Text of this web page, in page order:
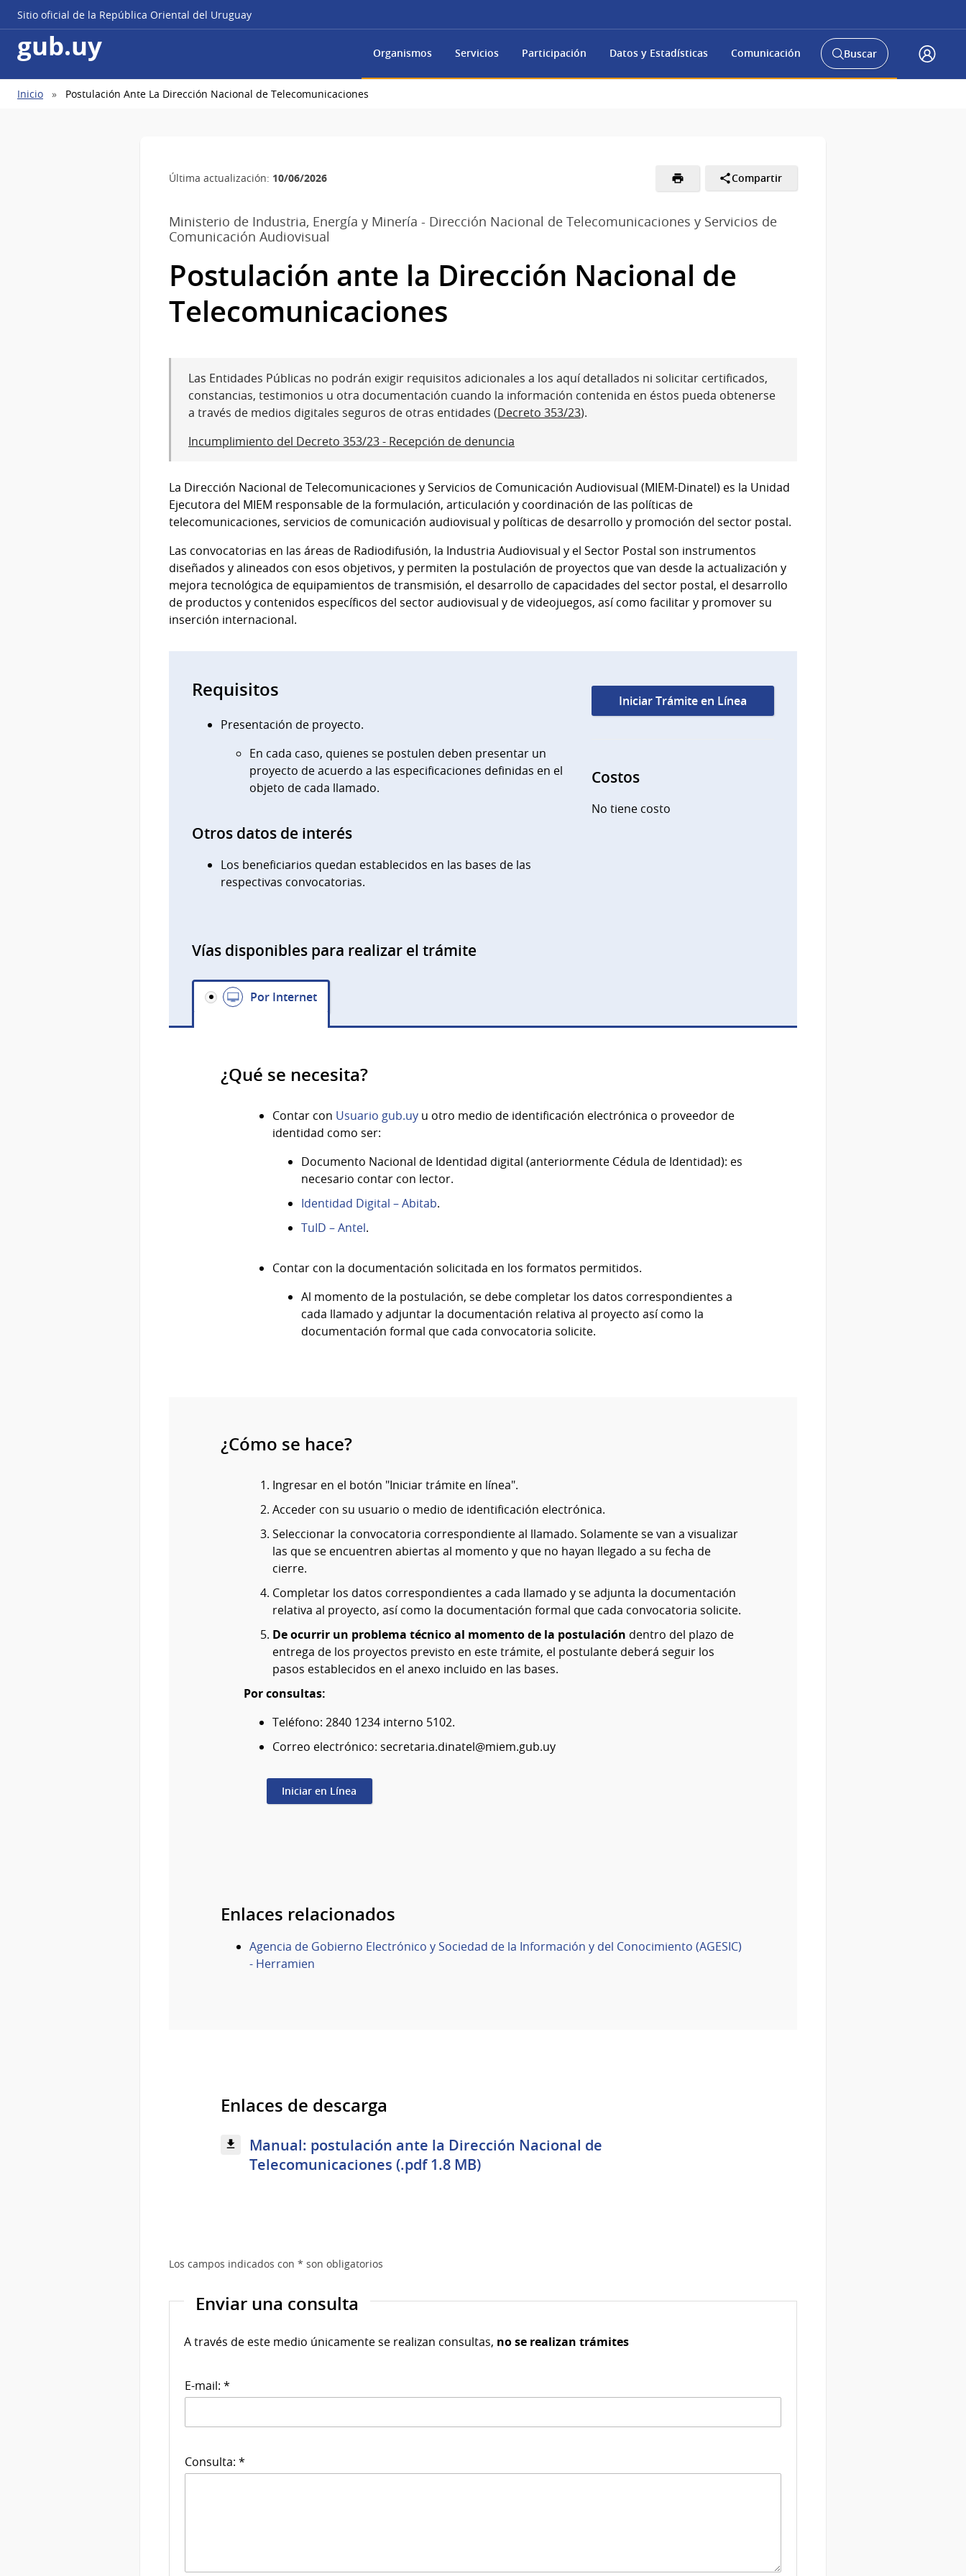
Sitio oficial de la República Oriental del Uruguay
gub.uy Organismos Servicios Participación Datos y Estadísticas Comunicación
Abrir
buscador
Buscar
Acceso
Ruta
Inicio Postulación Ante La Dirección Nacional de Telecomunicaciones
Última actualización: 10/06/2026 Compartir
Ministerio de Industria, Energía y Minería - Dirección Nacional de Telecomunicaciones y Servicios de
Comunicación Audiovisual
Postulación ante la Dirección Nacional de
Telecomunicaciones
Las Entidades Públicas no podrán exigir requisitos adicionales a los aquí detallados ni solicitar certificados,
constancias, testimonios u otra documentación cuando la información contenida en éstos pueda obtenerse
a través de medios digitales seguros de otras entidades (Decreto 353/23).
Incumplimiento del Decreto 353/23 - Recepción de denuncia
La Dirección Nacional de Telecomunicaciones y Servicios de Comunicación Audiovisual (MIEM-Dinatel) es la Unidad
Ejecutora del MIEM responsable de la formulación, articulación y coordinación de las políticas de
telecomunicaciones, servicios de comunicación audiovisual y políticas de desarrollo y promoción del sector postal.
Las convocatorias en las áreas de Radiodifusión, la Industria Audiovisual y el Sector Postal son instrumentos
diseñados y alineados con esos objetivos, y permiten la postulación de proyectos que van desde la actualización y
mejora tecnológica de equipamientos de transmisión, el desarrollo de capacidades del sector postal, el desarrollo
de productos y contenidos específicos del sector audiovisual y de videojuegos, así como facilitar y promover su
inserción internacional.
Requisitos
Presentación de proyecto.
En cada caso, quienes se postulen deben presentar un
proyecto de acuerdo a las especificaciones definidas en el
objeto de cada llamado.
Otros datos de interés
Los beneficiarios quedan establecidos en las bases de las
respectivas convocatorias.
Iniciar Trámite en Línea
Costos
No tiene costo
Vías disponibles para realizar el trámite
Por Internet
¿Qué se necesita?
Contar con Usuario gub.uy u otro medio de identificación electrónica o proveedor de
identidad como ser:
Documento Nacional de Identidad digital (anteriormente Cédula de Identidad): es
necesario contar con lector.
Identidad Digital – Abitab.
TuID – Antel.
Contar con la documentación solicitada en los formatos permitidos.
Al momento de la postulación, se debe completar los datos correspondientes a
cada llamado y adjuntar la documentación relativa al proyecto así como la
documentación formal que cada convocatoria solicite.
¿Cómo se hace?
Ingresar en el botón "Iniciar trámite en línea".
Acceder con su usuario o medio de identificación electrónica.
Seleccionar la convocatoria correspondiente al llamado. Solamente se van a visualizar
las que se encuentren abiertas al momento y que no hayan llegado a su fecha de
cierre.
Completar los datos correspondientes a cada llamado y se adjunta la documentación
relativa al proyecto, así como la documentación formal que cada convocatoria solicite.
De ocurrir un problema técnico al momento de la postulación dentro del plazo de
entrega de los proyectos previsto en este trámite, el postulante deberá seguir los
pasos establecidos en el anexo incluido en las bases.
Por consultas:
Teléfono: 2840 1234 interno 5102.
Correo electrónico: secretaria.dinatel@miem.gub.uy
Iniciar en Línea
Enlaces relacionados
Agencia de Gobierno Electrónico y Sociedad de la Información y del Conocimiento (AGESIC)
- Herramien
Enlaces de descarga
Manual: postulación ante la Dirección Nacional de
Telecomunicaciones (.pdf 1.8 MB)
Los campos indicados con * son obligatorios
Enviar una consulta
A través de este medio únicamente se realizan consultas, no se realizan trámites
E-mail: *
Consulta: *